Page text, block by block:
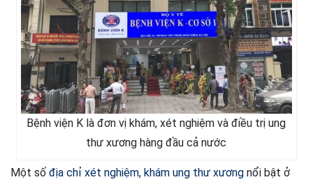
Bệnh viện K là đơn vị khám, xét nghiệm và điều trị ung
thư xương hàng đầu cả nước
Một số địa chỉ xét nghiệm, khám ung thư xương nổi bật ở